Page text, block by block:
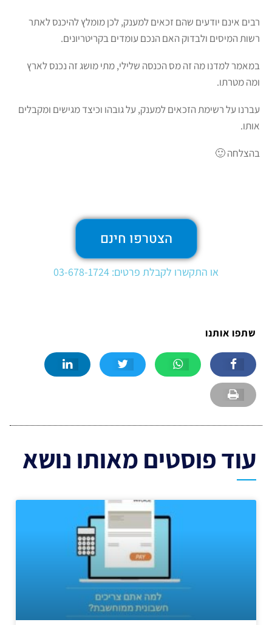
רבים אינם יודעים שהם זכאים למענק, לכן מומלץ להיכנס לאתר
רשות המיסים ולבדוק האם הנכם עומדים בקריטריונים.
במאמר למדנו מה זה מס הכנסה שלילי, מתי מושג זה נכנס לארץ
ומה מטרתו.
עברנו על רשימת הזכאים למענק, על גובהו וכיצד מגישים ומקבלים
אותו.
בהצלחה 🙂
הצטרפו חינם
או התקשרו לקבלת פרטים: 03-678-1724
שתפו אותנו
עוד פוסטים מאותו נושא